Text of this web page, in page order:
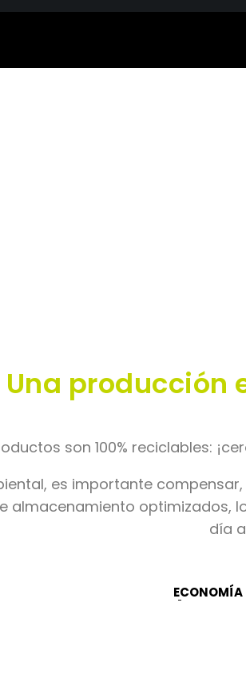
Una producción
son 100% reciclables:
es importante
almacenamiento optimizados,
día
ECONOMÍA